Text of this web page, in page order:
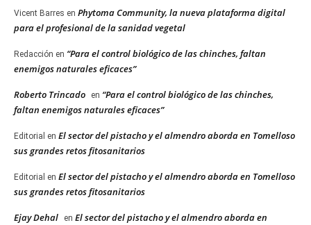
Vicent Barres en Phytoma Community, la nueva plataforma digital
para el profesional de la sanidad vegetal
Redacción en “Para el control biológico de las chinches, faltan
enemigos naturales eficaces”
Roberto Trincado en “Para el control biológico de las chinches,
faltan enemigos naturales eficaces”
Editorial en El sector del pistacho y el almendro aborda en Tomelloso
sus grandes retos fitosanitarios
Editorial en El sector del pistacho y el almendro aborda en Tomelloso
sus grandes retos fitosanitarios
Ejay Dehal en El sector del pistacho y el almendro aborda en